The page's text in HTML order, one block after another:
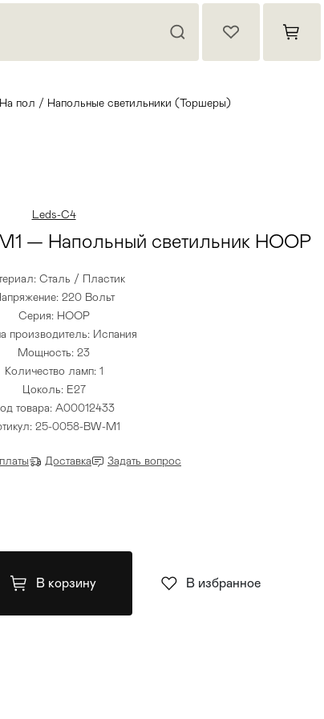
На пол / Напольные светильники (Торшеры)
Leds-C4
— Напольный светильник HOOP
Сталь / Пластик
220 Вольт
Серия: HOOP
производитель: Испания
Мощность: 23
Количество ламп: 1
Цоколь: E27
товара: A00012433
25-0058-BW-M1
Доставка Задать вопрос
В корзину В избранное